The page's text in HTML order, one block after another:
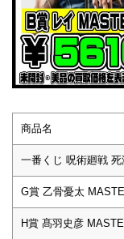
商品名
一番くじ 呪術廻戦 死
G賞 乙骨憂太
H賞 髙羽史彦